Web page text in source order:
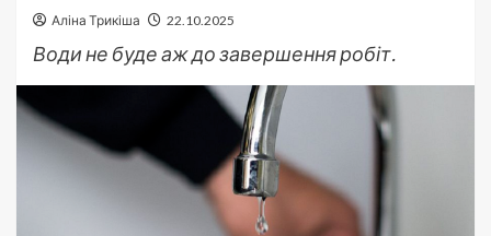
Аліна Трикіша 22.10.2025
Води не буде аж до завершення робіт.